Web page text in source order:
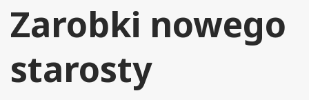
Zarobki nowego
starosty